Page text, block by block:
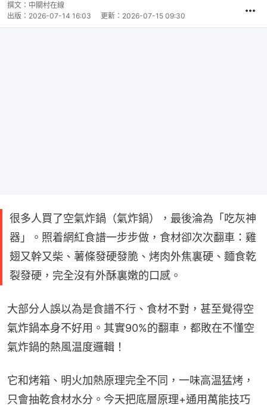
撰文： 中關村在線
出版： 2026-07-14 16:03 更新： 2026-07-15 09:30
很多人買了空氣炸鍋（氣炸鍋），最後淪為「吃灰神
器」。照着網紅食譜一步步做，食材卻次次翻車：雞
翅又幹又柴、薯條發硬發脆、烤肉外焦裏硬、麵食乾
裂發硬，完全沒有外酥裏嫩的口感。
大部分人誤以為是食譜不行、食材不對，甚至覺得空
氣炸鍋本身不好用。其實90%的翻車，都敗在不懂空
氣炸鍋的熱風温度邏輯！
它和烤箱、明火加熱原理完全不同，一味高温猛烤，
只會抽乾食材水分。今天把底層原理+通用萬能技巧